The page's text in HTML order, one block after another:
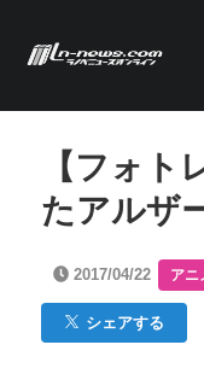
【フォ
たアルザ
2017/04/22 アニ
シェアする